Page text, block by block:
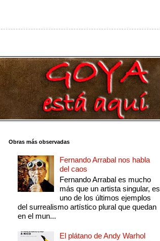
Obras más observadas
Fernando Arrabal nos habla
del caos
Fernando Arrabal es mucho
más que un artista singular, es
uno de los últimos ejemplos
del surrealismo artístico plural que quedan
en el mun...
El plátano de Andy Warhol